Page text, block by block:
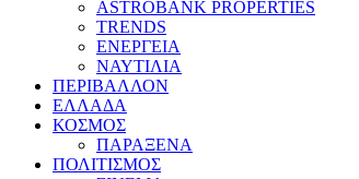
ASTROBANK PROPERTIES
TRENDS
ΕΝΕΡΓΕΙΑ
ΝΑΥΤΙΛΙΑ
ΠΕΡΙΒΑΛΛΟΝ
ΕΛΛΑΔΑ
ΚΟΣΜΟΣ
ΠΑΡΑΞΕΝΑ
ΠΟΛΙΤΙΣΜΟΣ